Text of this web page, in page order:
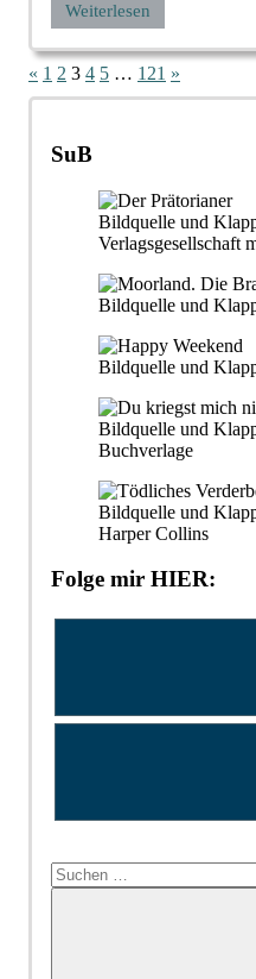
Weiterlesen
der
Beiträge
« Vorherige
Beiträge
1 2 3 4 5 … 121 Nächste
Beiträge
»
SuB
Bildquelle und
Verlagsgesellschaft
Bildquelle und
Bildquelle und
Bildquelle und
Buchverlage
Bildquelle und
Harper Collins
Folge mir HIER:
Suchen
nach: